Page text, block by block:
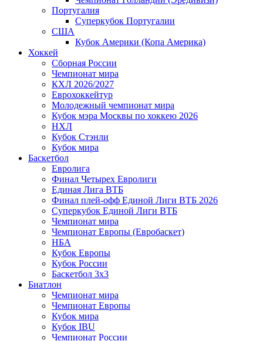
Португалия
Суперкубок Португалии
США
Кубок Америки (Копа Америка)
Хоккей
Сборная России
Чемпионат мира
КХЛ 2026/2027
Еврохоккейтур
Молодежный чемпионат мира
Кубок мэра Москвы по хоккею 2026
НХЛ
Кубок Стэнли
Кубок мира
Баскетбол
Евролига
Финал Четырех Евролиги
Единая Лига ВТБ
Финал плей-офф Единой Лиги ВТБ 2026
Суперкубок Единой Лиги ВТБ
Чемпионат мира
Чемпионат Европы (Евробаскет)
НБА
Кубок Европы
Кубок России
Баскетбол 3х3
Биатлон
Чемпионат мира
Чемпионат Европы
Кубок мира
Кубок IBU
Чемпионат России